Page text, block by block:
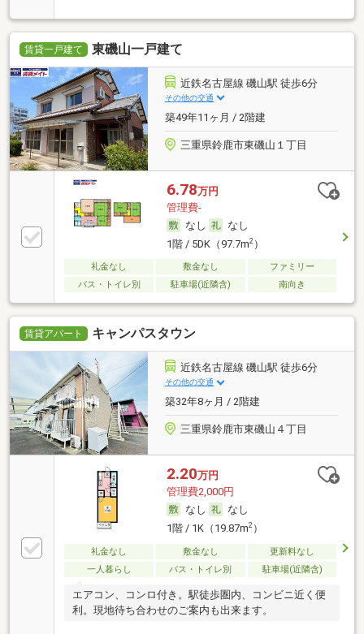
賃貸一戸建て 東磯山一戸建て
近鉄名古屋線 磯山駅 徒歩6分
その他の交通
築49年11ヶ月 / 2階建
三重県鈴鹿市東磯山１丁目
6.78万円
管理費-
なし
なし
1階 / 5DK（97.7m2）
礼金なし 敷金なし
ファミリー
バス・トイレ別
駐車場(近隣含) 南向き
賃貸アパート キャンパスタウン
近鉄名古屋線 磯山駅 徒歩6分
その他の交通
築32年8ヶ月 / 2階建
三重県鈴鹿市東磯山４丁目
2.20万円
管理費2,000円
なし
なし
1階 / 1K（19.87m2）
礼金なし 敷金なし
更新料なし
一人暮らし
バス・トイレ別 駐車場(近隣含)
エアコン、コンロ付き。駅徒歩圏内、コンビニ近く便
利。現地待ち合わせのご案内も出来ます。